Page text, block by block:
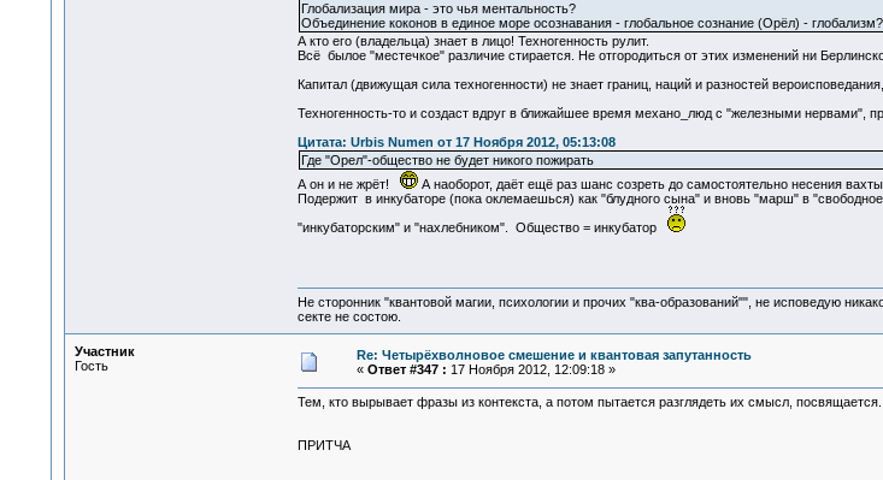
Глобализация мира - это чья ментальность?
Объединение коконов в единое море осознавания - глобальное сознание (Орёл) - глобализм?
А кто его (владельца) знает в лицо! Техногенность рулит.
Всё былое "местечкое" различие стирается. Не отгородиться от этих изменений ни
Капитал (движущая сила техногенности) не знает границ, наций и разностей
Техногенность-то и создаст вдруг в ближайшее время механо_люд с "железными нервами",
Цитата: Urbis Numen от 17 Ноября 2012, 05:13:08
Где "Орел"-общество не будет никого пожирать
А он и не жрёт!
А наоборот, даёт ещё раз шанс созреть до самостоятельно несения вахты.
Подержит в инкубаторе (пока оклемаешься) как "блудного сына" и вновь "марш" в
"инкубаторским" и "нахлебником". Общество = инкубатор
Не сторонник "квантовой магии, психологии и прочих "ква-образований"", не исповедую
секте не состою.
Участник
Гость
Re: Четырёхволновое смешение и квантовая запутанность
« Ответ #347 : 17 Ноября 2012, 12:09:18 »
Тем, кто вырывает фразы из контекста, а потом пытается разглядеть их смысл, посвящается.
ПРИТЧА